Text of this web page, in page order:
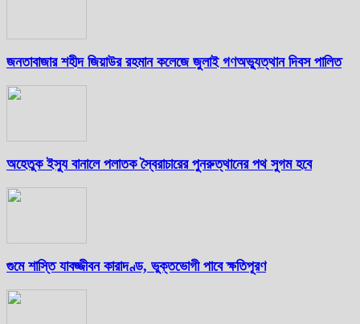
জনতাবাজার শহীদ জিয়াউর রহমান কলেজে জুলাই গণঅভ্যুত্থান দিবস পালিত
অহেতুক ইস্যু বানালে পলাতক স্বৈরাচারের পুনরুত্থানের পথ সুগম হবে
গুমে শাস্তি যাবজ্জীবন কারাদণ্ড, ভুক্তভোগী পাবে ক্ষতিপূরণ